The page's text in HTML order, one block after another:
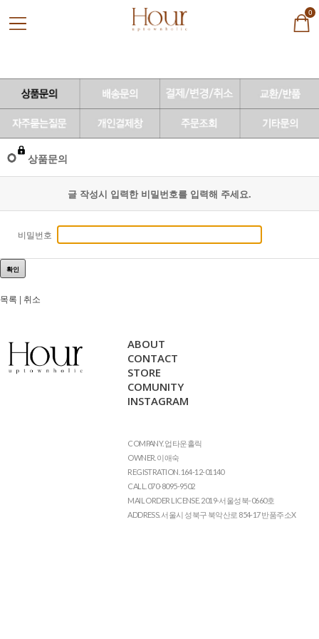
0
상품문의
글 작성시 입력한 비밀번호를 입력해 주세요.
비밀번호
확인
목록 | 취소
ABOUT
CONTACT
STORE
COMUNITY
INSTAGRAM
COMPANY. 업타운홀릭
OWNER. 이애숙
REGISTRATION. 164-12-01140
CALL. 070-8095-9502
MAIL ORDER LICENSE. 2019-서울성북-0660호
ADDRESS. 서울시 성북구 북악산로 854-17 반품주소X